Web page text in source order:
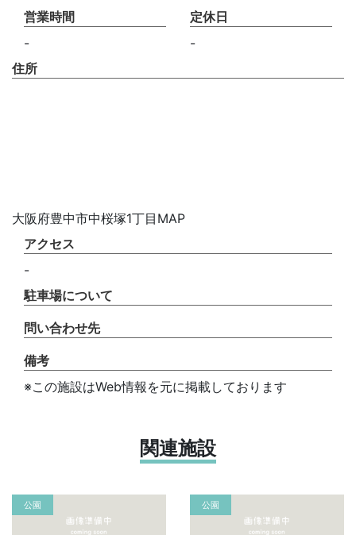
営業時間
-
定休日
-
住所
大阪府豊中市中桜塚1丁目MAP
アクセス
-
駐車場について
問い合わせ先
備考
※この施設はWeb情報を元に掲載しております
関連施設
公園 公園